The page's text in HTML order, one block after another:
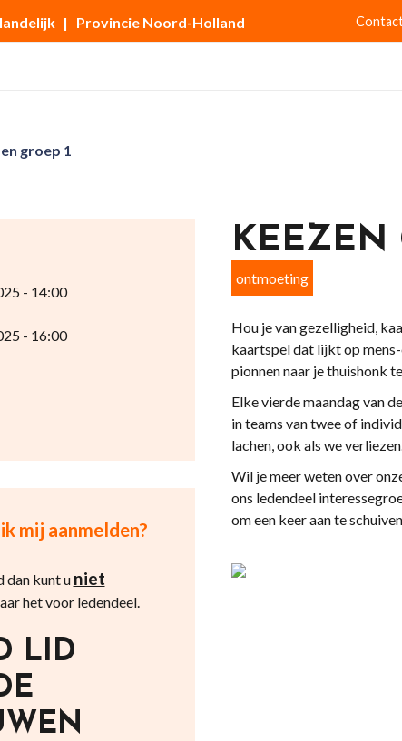
| Provincie Noord-Holland
groep 1
- 14:00
- 16:00
mij aanmelden?
dan kunt u niet
het voor ledendeel.
LID
KEEZEN
ontmoeting
Hou je van gezelligheid,
kaartspel dat lijkt op
pionnen naar je thuishonk
Elke vierde maandag van
in teams van twee of
lachen, ook als we
Wil je meer weten over
ons ledendeel
om een keer aan te